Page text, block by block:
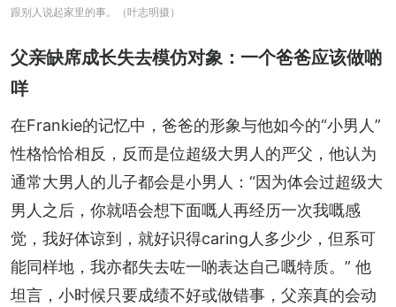
跟别人说起家里的事。（叶志明摄）
父亲缺席成长失去模仿对象：一个爸爸应该做啲
咩
在Frankie的记忆中，爸爸的形象与他如今的“小男人”
性格恰恰相反，反而是位超级大男人的严父，他认为
通常大男人的儿子都会是小男人：“因为体会过超级大
男人之后，你就唔会想下面嘅人再经历一次我嘅感
觉，我好体谅到，就好识得caring人多少少，但系可
能同样地，我亦都失去咗一啲表达自己嘅特质。” 他
坦言，小时候只要成绩不好或做错事，父亲真的会动